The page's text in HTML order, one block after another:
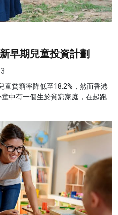
早期兒童投資計劃
童貧窮率降低至18.2%，然而香港
中有一個生於貧窮家庭，在起跑